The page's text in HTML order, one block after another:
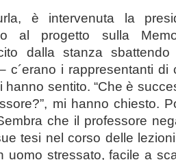
è intervenuta la
al progetto sulla
dalla stanza
c´erano i rappresentanti
hanno sentito. “Che è
mi hanno chiesto.
che il professore
tesi nel corso delle
uomo stressato, facile a